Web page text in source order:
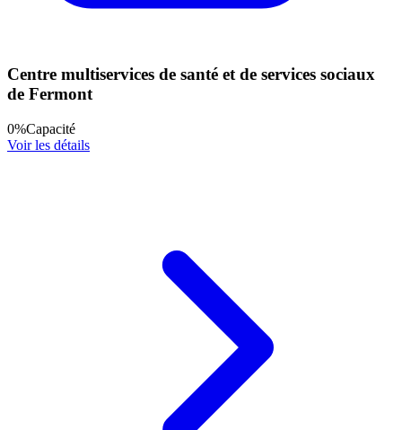
Centre multiservices de santé et de services sociaux
de Fermont
0%Capacité
Voir les détails